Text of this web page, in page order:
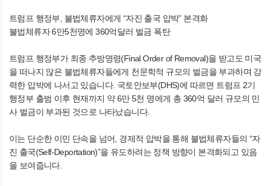
트럼프 행정부, 불법체류자에게 “자진 출국 압박” 본격화
불법체류자 6만5천명에 360억달러 벌금 폭탄
트럼프 행정부가 최종 추방명령(Final Order of Removal)을 받고도 미국
을 떠나지 않은 불법체류자들에게 천문학적 규모의 벌금을 부과하며 강
력한 압박에 나서고 있습니다. 국토안보부(DHS)에 따르면 트럼프 2기
행정부 출범 이후 현재까지 약 6만 5천 명에게 총 360억 달러 규모의 민
사 벌금이 부과된 것으로 나타났습니다.
이는 단순한 이민 단속을 넘어, 경제적 압박을 통해 불법체류자들의 “자
진 출국(Self-Deportation)”을 유도하려는 정책 방향이 본격화되고 있음
을 보여줍니다.